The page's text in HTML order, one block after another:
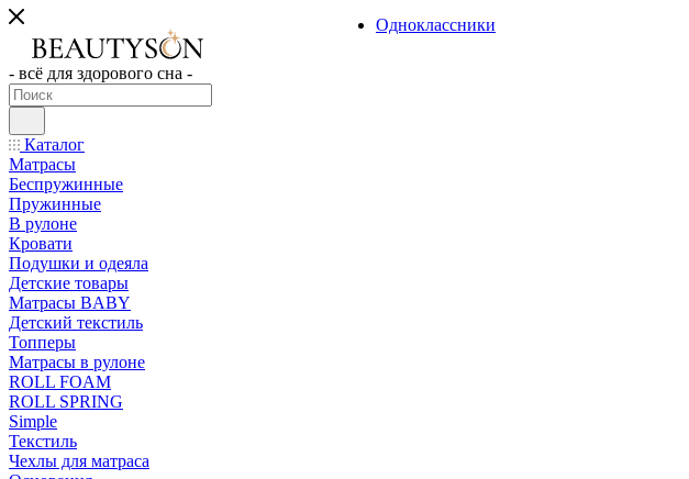
- всё для здорового сна -
Каталог
Матрасы
Беспружинные
Пружинные
В рулоне
Кровати
Подушки и одеяла
Детские товары
Матрасы BABY
Детский текстиль
Топперы
Матрасы в рулоне
ROLL FOAM
ROLL SPRING
Simple
Текстиль
Чехлы для матраса
Одноклассники